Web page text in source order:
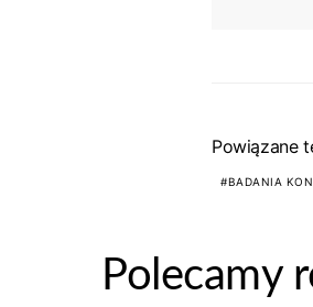
Powiązane
BADANIA
Polecamy